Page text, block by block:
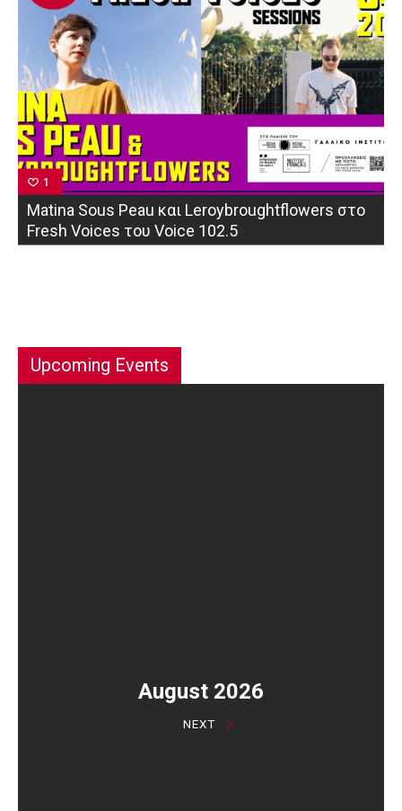
1
Μatina Sous Peau και Leroybroughtflowers στο
Fresh Voices του Voice 102.5
Upcoming Events
August 2026
NEXT